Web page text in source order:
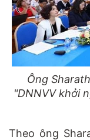
Ông
"DNNVV khởi
Theo ông